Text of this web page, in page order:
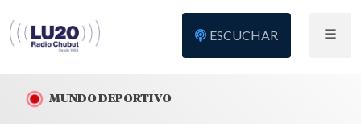
ESCUCHAR
MUNDO DEPORTIVO